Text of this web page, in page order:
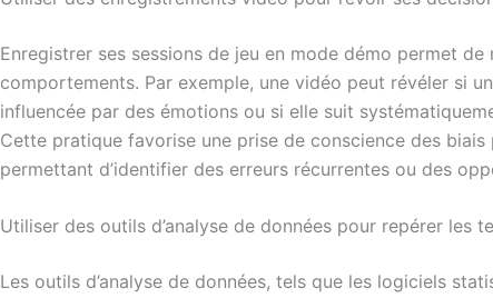
Enregistrer ses sessions de jeu en mode démo permet
comportements. Par exemple, une vidéo peut révéler si
influencée par des émotions ou si elle suit
Cette pratique favorise une prise de conscience des biais
permettant d’identifier des erreurs récurrentes ou des
Utiliser des outils d’analyse de données pour repérer les
Les outils d’analyse de données, tels que les logiciels